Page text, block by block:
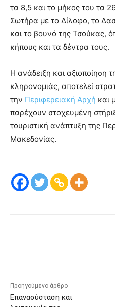
τα 8,5 και το μήκος του τα
Σωτήρα με το Δίλοφο, το
και το βουνό της Τσούκας,
κήπους και τα δέντρα τους.
Η ανάδειξη και αξιοποίηση
κληρονομιάς, αποτελεί
την Περιφερειακή Αρχή και
παρέχουν στοχευμένη
τουριστική ανάπτυξη της
Μακεδονίας.
Προηγούμενο άρθρο
Επανασύσταση και